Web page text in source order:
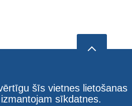
šīs vietnes lietošanas
sīkdatnes.